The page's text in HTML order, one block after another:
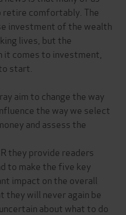
retire comfortably. The
investment of the wealth
lives, but the
comes to investment,
start.
aim to change the way
the way we select
and assess the
they provide readers
to make the five key
impact on the overall
will never again be
about what to do